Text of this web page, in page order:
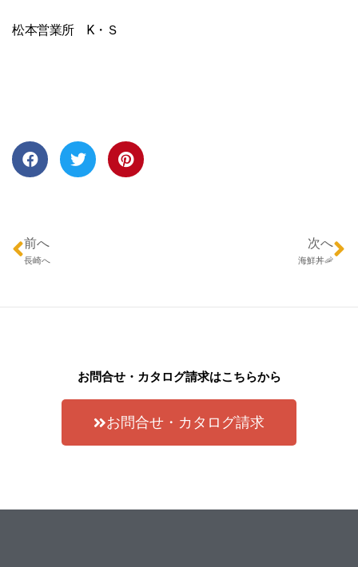
松本営業所 K・Ｓ
前へ
長崎へ
次へ
海鮮丼🦐
お問合せ・カタログ請求はこちらから
お問合せ・カタログ請求